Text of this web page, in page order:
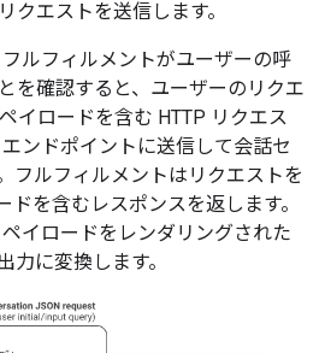
クエストを送信します。
ルフィルメントがユーザーの呼
を確認すると、ユーザーのリクエ
イロードを含む HTTP リクエス
ンドポイントに送信して会話セ
フルフィルメントはリクエストを
ドを含むレスポンスを返します。
イロードをレンダリングされた
力に変換します。